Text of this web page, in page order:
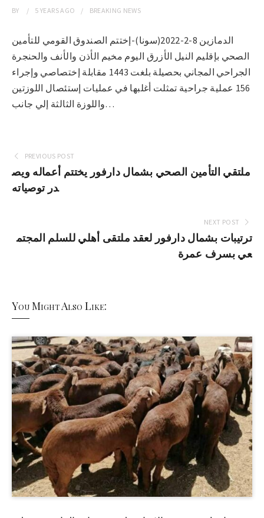
BY 5 YEARSAGO BREAKING NEWS
الدمازين 8-2-2022(سونا)-إختتم الصندوق القومي للتأمين
الصحي بإقليم النيل الأزرق اليوم مخيم الأذن والأنف والحنجرة
الجراحي المجاني بحصيلة بلغت 1443 مقابلة إختصاصي وإجراء
156 عملية جراحية تمثلت أغلبها في عمليات إستئصال اللوزتين
واللوزة الثالثة إلي جانب…
PREVIOUS POST
ملتقي التأمين الصحي بشمال دارفور يختتم أعماله ويص
در توصياته
NEXT POST
ترتيبات بشمال دارفور لعقد ملتقى أهلي للسلم المجتم
عي بسرف عمرة
You Might Also Like: